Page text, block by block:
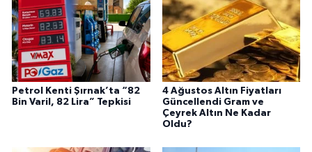
Petrol Kenti Şırnak’ta “82
Bin Varil, 82 Lira” Tepkisi
4 Ağustos Altın Fiyatları
Güncellendi Gram ve
Çeyrek Altın Ne Kadar
Oldu?